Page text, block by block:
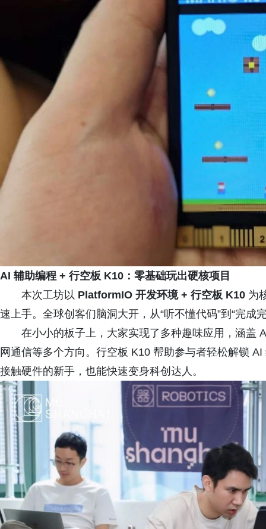
AI 辅助编程 + 行空板 K10：零基础玩出硬核项目
本次工坊以 PlatformIO 开发环境 + 行空板 K10 为
速上手。全球创客们脑洞大开，从“听不懂代码”到“完成
在小小的板子上，大家实现了多种趣味应用，涵盖
网通信等多个方向。行空板 K10 帮助参与者轻松解锁
接触硬件的新手，也能快速变身科创达人。